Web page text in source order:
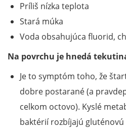
Príliš nízka teplota
Stará múka
Voda obsahujúca fluorid,
Na povrchu je hnedá
Je to symptóm toho, že
dobre postarané (a
celkom octovo). Kyslé
baktérií rozbíjajú